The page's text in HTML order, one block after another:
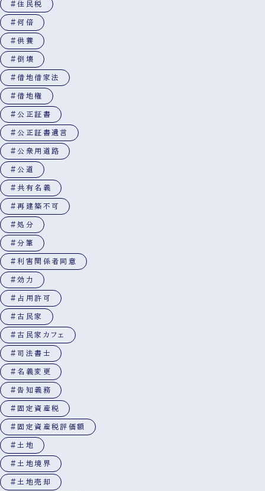
#住民税
#何倍
#供養
#倒壊
#借地借家法
#借地権
#公正証書
#公正証書遺言
#公衆用道路
#公道
#共有名義
#再建築不可
#処分
#分筆
#利害関係者同意
#効力
#占用許可
#古民家
#古民家カフェ
#司法書士
#名義変更
#告知義務
#固定資産税
#固定資産税評価額
#土地
#土地境界
#土地売却